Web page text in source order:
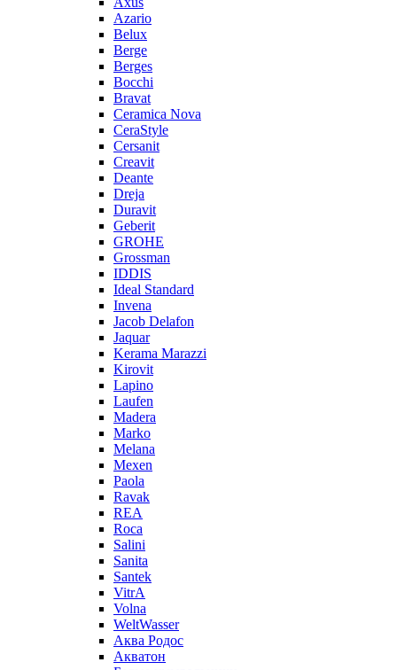
Azario
Belux
Berge
Berges
Bocchi
Bravat
Ceramica Nova
CeraStyle
Cersanit
Creavit
Deante
Dreja
Duravit
Geberit
GROHE
Grossman
IDDIS
Ideal Standard
Invena
Jacob Delafon
Jaquar
Kerama Marazzi
Kirovit
Lapino
Laufen
Madera
Marko
Melana
Mexen
Paola
Ravak
REA
Roca
Salini
Sanita
Santek
VitrA
Volna
WeltWasser
Аква Родос
Акватон